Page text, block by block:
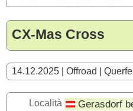
CX-Mas Cross
14.12.2025 | Offroad |
Località
Gerasdorf